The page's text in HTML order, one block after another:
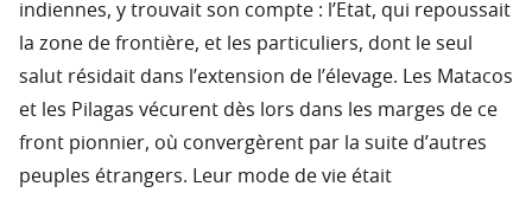
indiennes, y trouvait son compte : l’Etat, qui repoussait
la zone de frontière, et les particuliers, dont le seul
salut résidait dans l’extension de l’élevage. Les Matacos
et les Pilagas vécurent dès lors dans les marges de ce
front pionnier, où convergèrent par la suite d’autres
peuples étrangers. Leur mode de vie était